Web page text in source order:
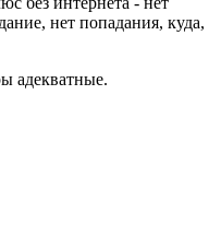
нет попадания, куда,
адекватные.